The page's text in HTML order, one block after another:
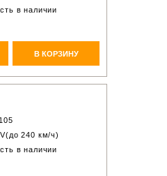
в наличии
В КОРЗИНУ
105
V(до 240 км/ч)
в наличии